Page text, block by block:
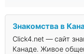
Знакомства в
Click4.net — сайт
Канаде. Живое